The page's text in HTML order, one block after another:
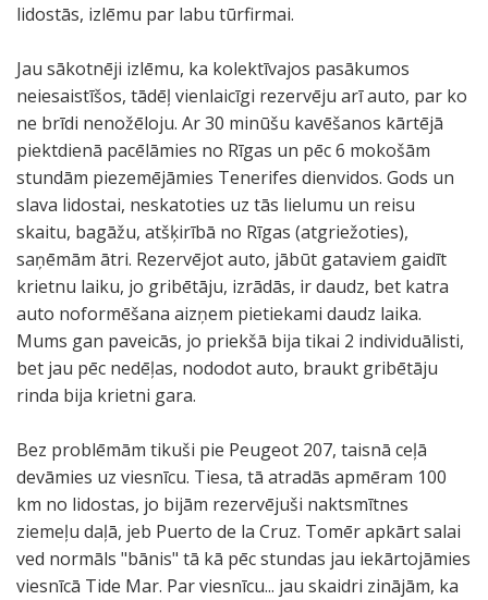
lidostās, izlēmu par labu tūrfirmai.
Jau sākotnēji izlēmu, ka kolektīvajos pasākumos
neiesaistīšos, tādēļ vienlaicīgi rezervēju arī auto, par ko
ne brīdi nenožēloju. Ar 30 minūšu kavēšanos kārtējā
piektdienā pacēlāmies no Rīgas un pēc 6 mokošām
stundām piezemējāmies Tenerifes dienvidos. Gods un
slava lidostai, neskatoties uz tās lielumu un reisu
skaitu, bagāžu, atšķirībā no Rīgas (atgriežoties),
saņēmām ātri. Rezervējot auto, jābūt gataviem gaidīt
krietnu laiku, jo gribētāju, izrādās, ir daudz, bet katra
auto noformēšana aizņem pietiekami daudz laika.
Mums gan paveicās, jo priekšā bija tikai 2 individuālisti,
bet jau pēc nedēļas, nododot auto, braukt gribētāju
rinda bija krietni gara.
Bez problēmām tikuši pie Peugeot 207, taisnā ceļā
devāmies uz viesnīcu. Tiesa, tā atradās apmēram 100
km no lidostas, jo bijām rezervējuši naktsmītnes
ziemeļu daļā, jeb Puerto de la Cruz. Tomēr apkārt salai
ved normāls "bānis" tā kā pēc stundas jau iekārtojāmies
viesnīcā Tide Mar. Par viesnīcu... jau skaidri zinājām, ka